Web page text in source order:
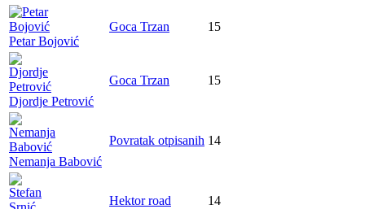
Petar Bojović
Goca Trzan 15
Djordje Petrović
Goca Trzan 15
Nemanja Babović
Povratak otpisanih 14
Hektor road 14